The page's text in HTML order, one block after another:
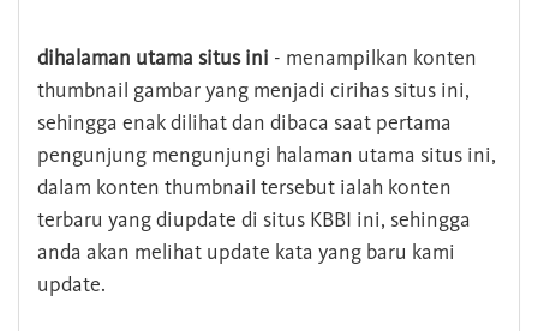
dihalaman utama situs ini - menampilkan konten
thumbnail gambar yang menjadi cirihas situs ini,
sehingga enak dilihat dan dibaca saat pertama
pengunjung mengunjungi halaman utama situs ini,
dalam konten thumbnail tersebut ialah konten
terbaru yang diupdate di situs KBBI ini, sehingga
anda akan melihat update kata yang baru kami
update.